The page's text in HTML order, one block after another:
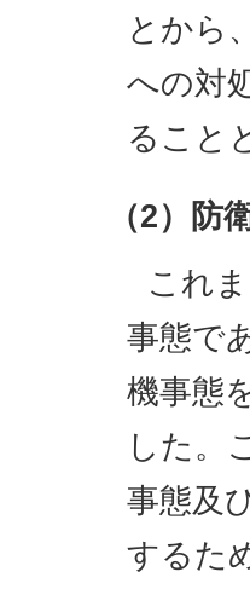
とから
への対
ること
（2）防
これ
事態で
機事態
した。
事態及
するた